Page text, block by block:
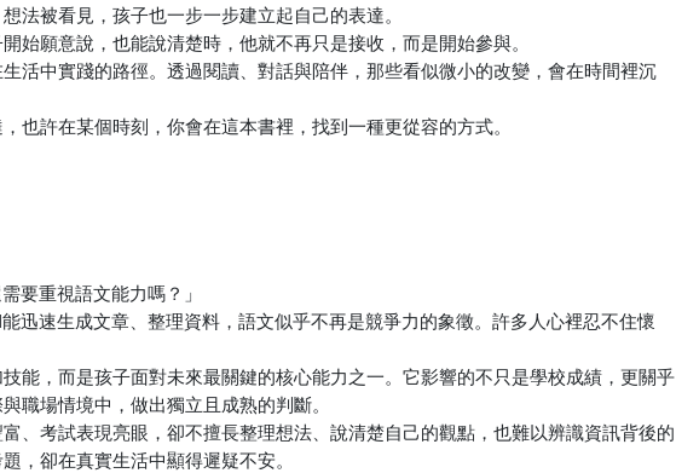
法被看見，孩子也一步一步建立起自己的表達。
願意說，也能說清楚時，他就不再只是接收，而是開始參與。
活中實踐的路徑。透過閱讀、對話與陪伴，那些看似微小的改變，會在時間裡沉
許在某個時刻，你會在這本書裡，找到一種更從容的方式。
要重視語文能力嗎？」
迅速生成文章、整理資料，語文似乎不再是競爭力的象徵。許多人心裡忍不住懷
，而是孩子面對未來最關鍵的核心能力之一。它影響的不只是學校成績，更關乎
職場情境中，做出獨立且成熟的判斷。
、考試表現亮眼，卻不擅長整理想法、說清楚自己的觀點，也難以辨識資訊背後的
，卻在真實生活中顯得遲疑不安。